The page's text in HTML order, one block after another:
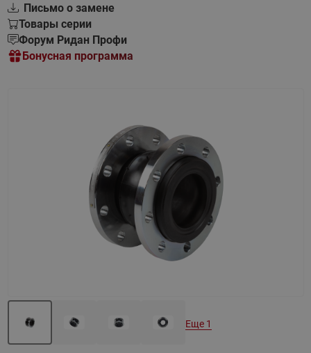
Письмо о замене
Товары серии
Форум Ридан Профи
Бонусная программа
Еще 1